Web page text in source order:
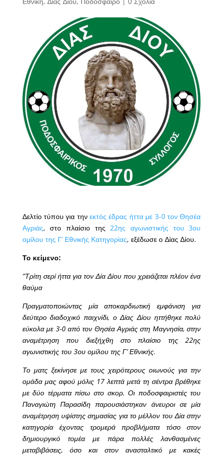
Δελτίο τύπου για τηνεκτός έδρας ήττα με 3-0 τον Θησέα
Αγριάς, στο πλαίσιο της22ης αγωνιστικής του 3ου
ομίλου της Γ’ Εθνικής Κατηγορίας, εξέδωσε ο Δίας Δίου.
Το κείμενο:
“Τρίτη σερί ήττα για τον Δία Δίου που χρειάζεται πλέον ένα
θαύμα
Πραγματοποιώντας μία αποκαρδιωτική εμφάνιση για
δεύτερο διαδοχικό παιχνίδι, ο Δίας Δίου ηττήθηκε πολύ
εύκολα με 3-0 από τον Θησέα Αγριάς στη Μαγνησία, στην
αναμέτρηση που διεξήχθη στο πλαίσιο της 22ης
αγωνιστικής του 3ου ομίλου της Γ’ Εθνικής.
Το ματς ξεκίνησε με τους χειρότερους οιωνούς για την
ομάδα μας αφού μόλις 17 λεπτά μετά τη σέντρα βρέθηκε
με δύο τέρματα πίσω στο σκορ. Οι ποδοσφαιριστές του
Παναγιώτη Παρασίδη παρουσιάστηκαν άνευροι σε μία
αναμέτρηση υψίστης σημασίας για το μέλλον του Δία στην
κατηγορία έχοντας τρομερά προβλήματα τόσο στον
δημιουργικό τομέα με πάρα πολλές λανθασμένες
μεταβιβάσεις, όσο και στον ανασταλτικό με κακές